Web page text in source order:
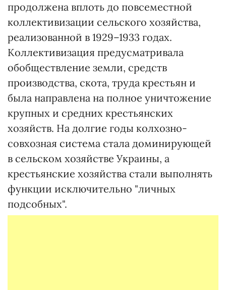
продолжена вплоть до повсеместной
коллективизации сельского хозяйства,
реализованной в 1929–1933 годах.
Коллективизация предусматривала
обобществление земли, средств
производства, скота, труда крестьян и
была направлена на полное уничтожение
крупных и средних крестьянских
хозяйств. На долгие годы колхозно-
совхозная система стала доминирующей
в сельском хозяйстве Украины, а
крестьянские хозяйства стали выполнять
функции исключительно "личных
подсобных".